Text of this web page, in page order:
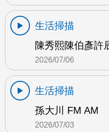
生活掃描
陳秀熙陳伯彥許
2026/07/06
生活掃描
孫大川 FM AM
2026/07/03